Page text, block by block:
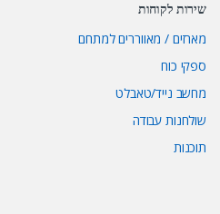
שירות לקוחות
מארזים / מאווררים למתחם
ספקי כוח
מחשב נייד/טאבלט
שולחנות עבודה
תוכנות